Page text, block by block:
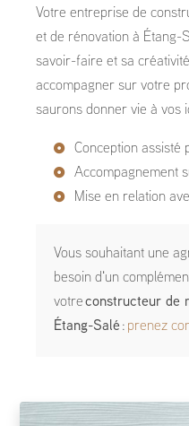
Votre entreprise de
et de rénovation à Étang-
savoir-faire et sa
accompagner sur votre
saurons donner vie à vos
Conception assisté
Accompagnement
Mise en relation
Vous souhaitant une
besoin d'un
votre constructeur de
Étang-Salé : prenez